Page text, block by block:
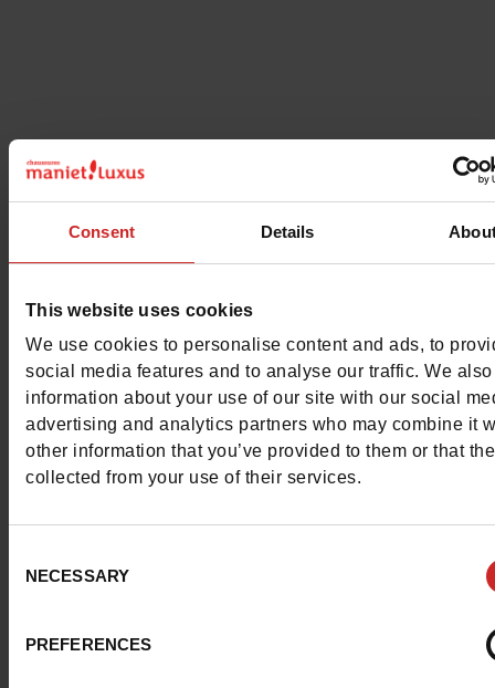
Consent Details
This website uses cookies
We use cookies to personalise content and ads, to
social media features and to analyse our traffic. We
information about your use of our site with our social
advertising and analytics partners who may combine it
other information that you’ve provided to them or that
collected from your use of their services.
Selection
NECESSARY
PREFERENCES